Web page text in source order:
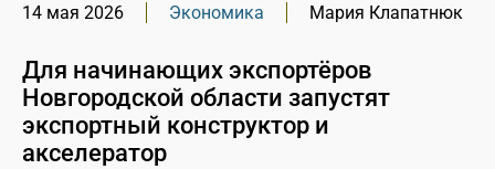
14 мая 2026 Экономика Мария Клапатнюк
Для начинающих экспортёров
Новгородской области запустят
экспортный конструктор и
акселератор